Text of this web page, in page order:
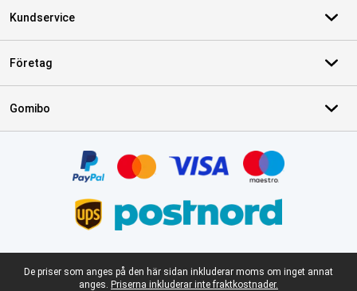
Kundservice
Företag
Gomibo
Juridisk fotnot
De priser som anges på den här sidan inkluderar moms om inget annat
anges. Priserna inkluderar inte fraktkostnader.